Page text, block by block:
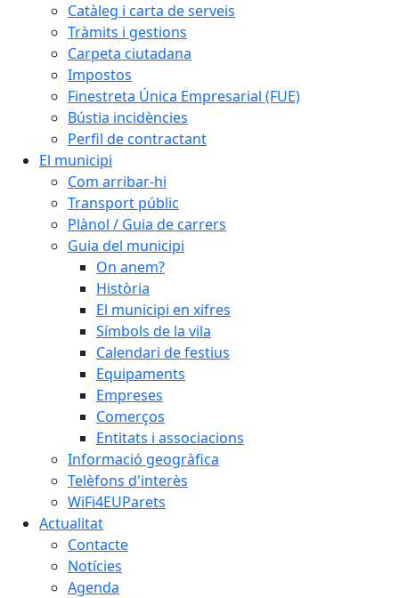
Catàleg i carta de serveis
Tràmits i gestions
Carpeta ciutadana
Impostos
Finestreta Única Empresarial (FUE)
Bústia incidències
Perfil de contractant
El municipi
Com arribar-hi
Transport públic
Plànol / Guia de carrers
Guia del municipi
On anem?
Història
El municipi en xifres
Símbols de la vila
Calendari de festius
Equipaments
Empreses
Comerços
Entitats i associacions
Informació geogràfica
Telèfons d'interès
WiFi4EUParets
Actualitat
Contacte
Notícies
Agenda